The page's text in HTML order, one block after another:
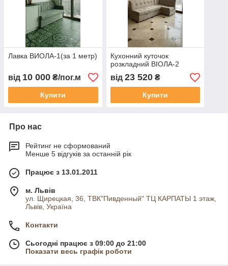
Лавка ВИОЛА-1(за 1 метр)
від 10 000 ₴/пог.м
Купити
Кухонний куточок
розкладний ВІОЛА-2
від 23 520₴
Купити
Про нас
Рейтинг не сформований
Менше 5 відгуків за останній рік
Працює з 13.01.2011
м. Львів
ул. Щирецкая, 36, ТВК"Пивденный" ТЦ КАРПАТЫ 1 этаж,
Львів, Україна
Контакти
Сьогодні працює з 09:00 до 21:00
Показати весь графік роботи